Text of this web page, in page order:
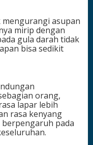
asupan
mirip dengan
gula darah tidak
bisa sedikit
orang,
lapar lebih
rasa kenyang
pada